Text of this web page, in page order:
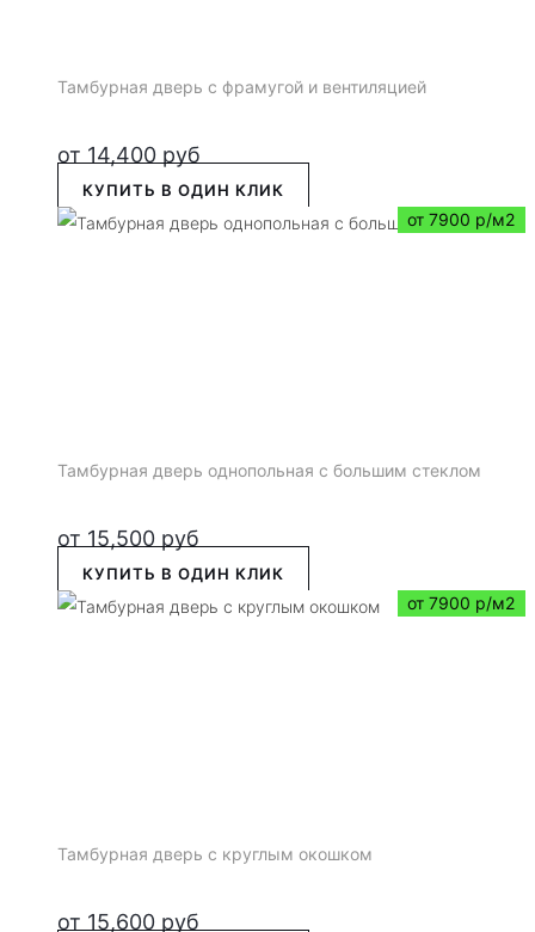
Тамбурная дверь с фрамугой и вентиляцией
от 14,400 руб
КУПИТЬ В ОДИН КЛИК
от 7900 р/м2
Тамбурная дверь однопольная с большим стеклом
от 15,500 руб
КУПИТЬ В ОДИН КЛИК
от 7900 р/м2
Тамбурная дверь с круглым окошком
от 15,600 руб